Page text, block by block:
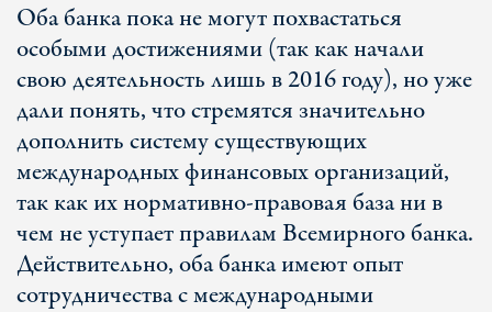
Оба банка пока не могут похвастаться
особыми достижениями (так как начали
свою деятельность лишь в 2016 году), но уже
дали понять, что стремятся значительно
дополнить систему существующих
международных финансовых организаций,
так как их нормативно-правовая база ни в
чем не уступает правилам Всемирного банка.
Действительно, оба банка имеют опыт
сотрудничества с международными